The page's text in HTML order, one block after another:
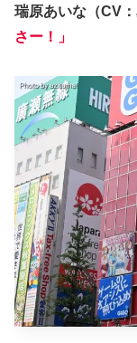
瑞原あいな（CV：
さー！」